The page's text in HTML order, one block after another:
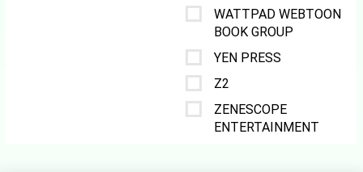
WATTPAD WEBTOON
BOOK GROUP
YEN PRESS
Z2
ZENESCOPE
ENTERTAINMENT